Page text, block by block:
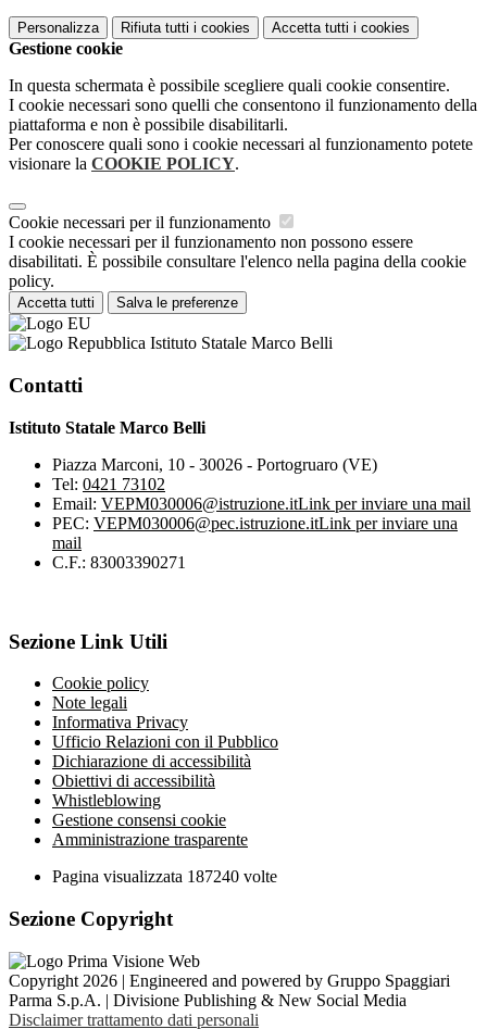
Personalizza Rifiuta tutti i cookies Accetta tutti i cookies
Gestione cookie
In questa schermata è possibile scegliere quali cookie consentire.
I cookie necessari sono quelli che consentono il funzionamento della
piattaforma e non è possibile disabilitarli.
Per conoscere quali sono i cookie necessari al funzionamento potete
visionare la COOKIE POLICY.
Cookie necessari per il funzionamento
I cookie necessari per il funzionamento non possono essere
disabilitati. È possibile consultare l'elenco nella pagina della cookie
policy.
Accetta tutti Salva le preferenze
Istituto Statale Marco Belli
Contatti
Istituto Statale Marco Belli
Piazza Marconi, 10 - 30026 - Portogruaro (VE)
Tel: 0421 73102
Email: VEPM030006@istruzione.itLink per inviare una mail
PEC: VEPM030006@pec.istruzione.itLink per inviare una
mail
C.F.: 83003390271
Sezione Link Utili
Cookie policy
Note legali
Informativa Privacy
Ufficio Relazioni con il Pubblico
Dichiarazione di accessibilità
Obiettivi di accessibilità
Whistleblowing
Gestione consensi cookie
Amministrazione trasparente
Pagina visualizzata 187240 volte
Sezione Copyright
Copyright 2026 | Engineered and powered by Gruppo Spaggiari
Parma S.p.A. | Divisione Publishing & New Social Media
Disclaimer trattamento dati personali